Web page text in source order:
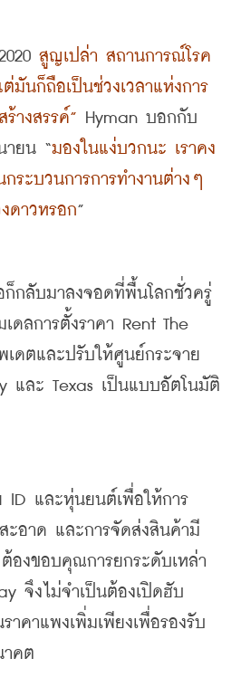
สูญเปล่า สถานการณ์โรค
นก็ถือเป็นช่วงเวลาแห่งการ
างสรรค์” Hyman บอกกับ
ายน “มองในแง่บวกนะ เราคง
กระบวนการการทำงานต่างๆ
ดาวหรอก”
ก็กลับมาลงจอดที่พื้นโลกชั่วครู่
เดลการตั้งราคา Rent The
เดตและปรับให้ศูนย์กระจาย
และ Texas เป็นแบบอัตโนมัติ
ID และหุ่นยนต์เพื่อให้การ
ะอาด และการจัดส่งสินค้ามี
องขอบคุณการยกระดับเหล่า
จึงไม่จำเป็นต้องเปิดฮับ
าคาแพงเพิ่มเพียงเพื่อรองรับ
าคต